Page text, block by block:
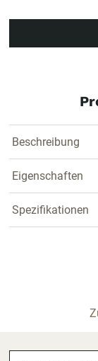
Beschreibung
Eigenschaften
Spezifikationen